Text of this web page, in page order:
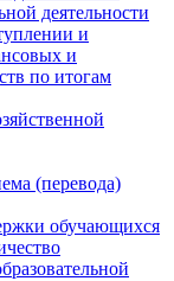
деятельности
и
и
по итогам
(перевода)
обучающихся